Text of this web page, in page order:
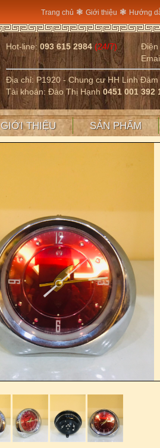
Trang chủ ❃ Giới thiệu ❃ Hướng
Hot-line:093 615 2984 (24/7)
Địa chỉ: P1920 - Chung cư HH Linh
Tài khoản: Đào Thị Hạnh0451 001 392
GIỚI THIỆU SẢN PHẨM